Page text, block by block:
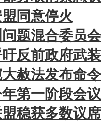
同意停火
题混合委员
反前政府武
赦法发布命令
第一阶段会
稳获多数议席